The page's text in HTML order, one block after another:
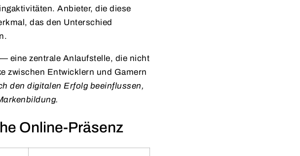
Anbieter, die diese
das den Unterschied
— eine zentrale Anlaufstelle, die nicht
zwischen Entwicklern und Gamern
den digitalen Erfolg beeinflussen,
Online-Präsenz